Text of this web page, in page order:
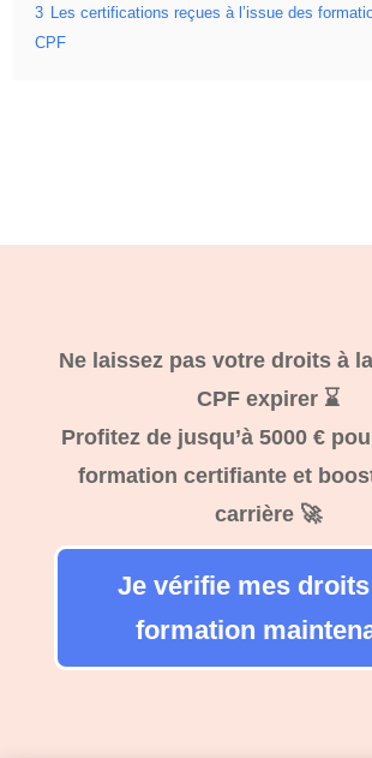
3 Les certifications reçues à l’issue des
CPF
Ne laissez pas votre droits à
CPF expirer ⌛
Profitez de jusqu’à 5000 €
formation certifiante et
carrière 🚀
Je vérifie mes
formation